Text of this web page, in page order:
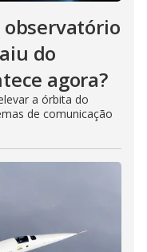
observatório
do
agora?
a órbita do
de comunicação